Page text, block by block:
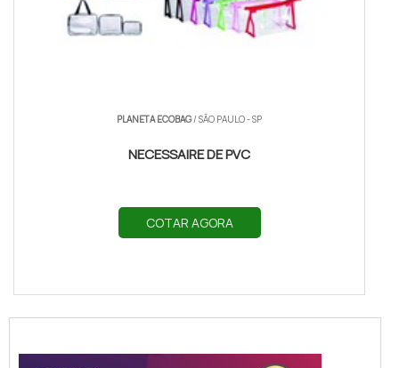
PLANETA ECOBAG/ SÃO PAULO - SP
NECESSAIRE DE PVC
COTAR AGORA